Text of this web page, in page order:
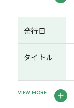
発行日
タイトル
VIEW MORE